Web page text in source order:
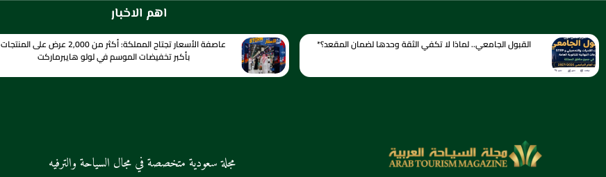
اهم الاخبار
القبول الجامعي.. لماذا لا تكفي الثقة وحدها لضمان المقعد؟* عاصفة الأسعار تجتاح المملكة: أكثر من 2,000 عرض على المنتجات
بأكبر تخفيضات الموسم في لولو هايبرماركت
مجلة سعودية متخصصة في مجال السياحة والترفيه